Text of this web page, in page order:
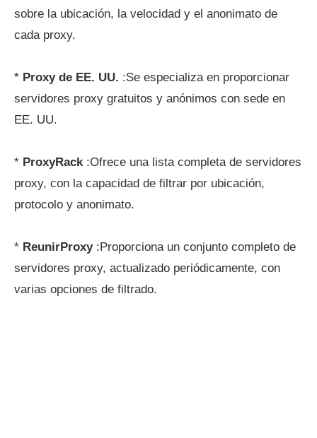
sobre la ubicación, la velocidad y el anonimato de
cada proxy.
* Proxy de EE. UU. :Se especializa en proporcionar
servidores proxy gratuitos y anónimos con sede en
EE. UU.
* ProxyRack:Ofrece una lista completa de servidores
proxy, con la capacidad de filtrar por ubicación,
protocolo y anonimato.
* ReunirProxy:Proporciona un conjunto completo de
servidores proxy, actualizado periódicamente, con
varias opciones de filtrado.